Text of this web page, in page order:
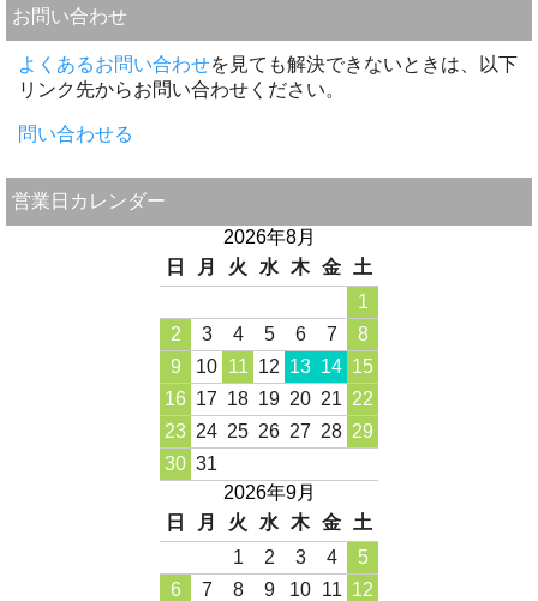
お問い合わせ
よくあるお問い合わせを見ても解決できないときは、以下
リンク先からお問い合わせください。
問い合わせる
営業日カレンダー
2026年8月
日
月 火 水 木 金
土
1
2
3 4 5 6 7
8
9
10 11 12 13 14 15
16 17 18 19 20 21 22
23 24 25 26 27 28 29
30 31
2026年9月
日
月 火 水 木 金
土
1
2 3 4
5
6
7 8 9 10 11 12